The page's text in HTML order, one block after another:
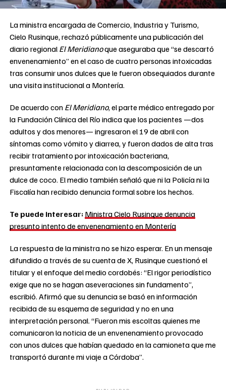
La ministra encargada de Comercio, Industria y Turismo,
Cielo Rusinque, rechazó públicamente una publicación del
diario regional El Meridianoque aseguraba que “se descartó
envenenamiento” en el caso de cuatro personas intoxicadas
tras consumir unos dulces que le fueron obsequiados durante
una visita institucional a Montería.
De acuerdo con El Meridiano, el parte médico entregado por
la Fundación Clínica del Río indica que los pacientes —dos
adultos y dos menores— ingresaron el 19 de abril con
síntomas como vómito y diarrea, y fueron dados de alta tras
recibir tratamiento por intoxicación bacteriana,
presuntamente relacionada con la descomposición de un
dulce de coco. El medio también señaló que ni la Policía ni la
Fiscalía han recibido denuncia formal sobre los hechos.
Te puede interesar: Ministra Cielo Rusinque denuncia
presunto intento de envenenamiento en Montería
La respuesta de la ministra no se hizo esperar. En un mensaje
difundido a través de su cuenta de X, Rusinque cuestionó el
titular y el enfoque del medio cordobés: “El rigor periodístico
exige que no se hagan aseveraciones sin fundamento”,
escribió. Afirmó que su denuncia se basó en información
recibida de su esquema de seguridad y no en una
interpretación personal. “Fueron mis escoltas quienes me
comunicaron la noticia de un envenenamiento provocado
con unos dulces que habían quedado en la camioneta que me
transportó durante mi viaje a Córdoba”.